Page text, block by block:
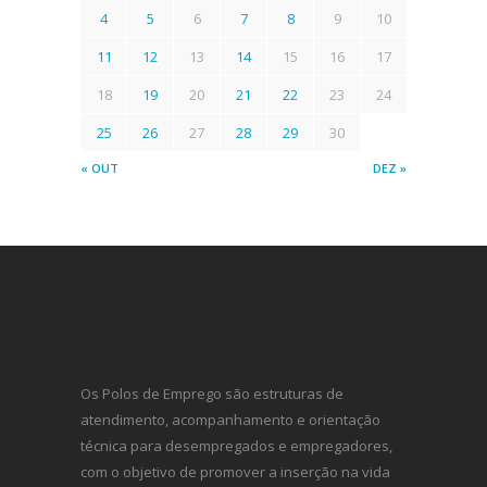
« OUT DEZ »
4
5 6 7 8 9
10
11
12 13 14 15 16
17
18
19 20 21 22 23
24
25
26 27 28 29 30
Os Polos de Emprego são estruturas de
atendimento, acompanhamento e orientação
técnica para desempregados e empregadores,
com o objetivo de promover a inserção na vida